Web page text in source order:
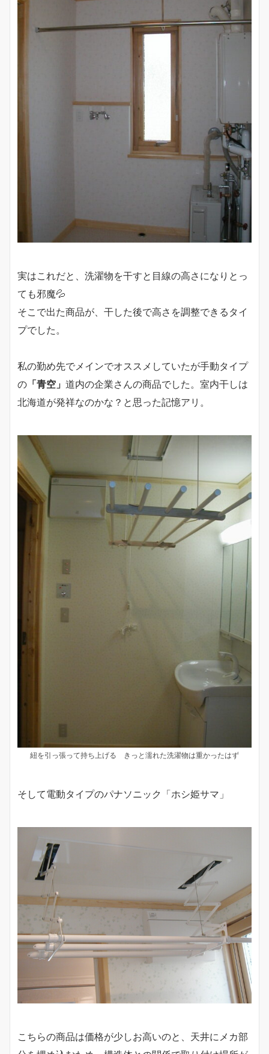
実はこれだと、洗濯物を干すと目線の高さになりとっ
ても邪魔💦
そこで出た商品が、干した後で高さを調整できるタイ
プでした。
私の勤め先でメインでオススメしていたが手動タイプ
の 「青空」 道内の企業さんの商品でした。室内干しは
北海道が発祥なのかな？と思った記憶アリ。
紐を引っ張って持ち上げる きっと濡れた洗濯物は重かったはず
そして電動タイプのパナソニック「ホシ姫サマ」
こちらの商品は価格が少しお高いのと、天井にメカ部